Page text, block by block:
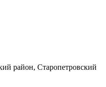
район, Старопетровский